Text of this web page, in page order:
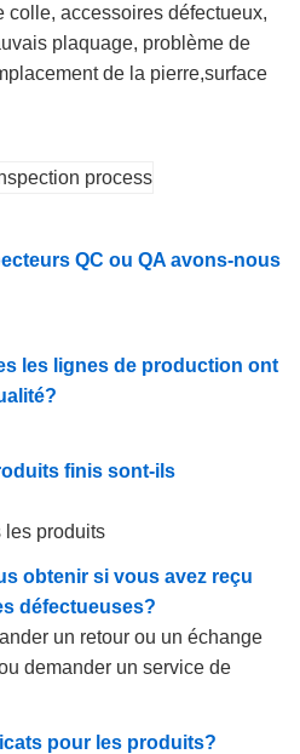
colle, accessoires défectueux,
plaquage, problème de
de la pierre,surface
QC ou QA avons-nous
les lignes de production ont
finis sont-ils
les produits
obtenir si vous avez reçu
défectueuses?
un retour ou un échange
demander un service de
pour les produits?